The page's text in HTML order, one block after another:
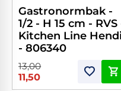
Gastronormbak -
1/2 - H 15 cm - RVS
Kitchen Line Hendi
- 806340
13,00
11,50